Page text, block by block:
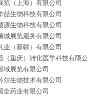
览（上海）有限公司
喆生物科技有限公司
源生物科技有限公司
城展览服务有限公司
业（新疆）有限公司
（重庆）转化医学科技有限公
域展览有限公司
尔生物技术有限公司
全药业有限公司